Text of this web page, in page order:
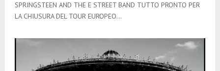
SPRINGSTEEN AND THE E STREET BAND TUTTO PRONTO PER
LA CHIUSURA DEL TOUR EUROPEO...